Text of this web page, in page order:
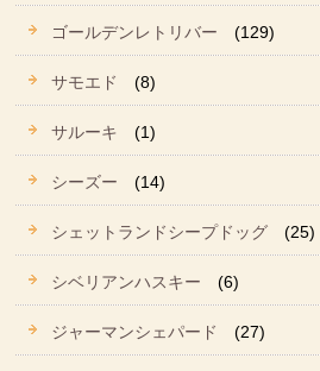
ゴールデンレトリバー (129)
サモエド (8)
サルーキ (1)
シーズー (14)
シェットランドシープドッグ (25)
シベリアンハスキー (6)
ジャーマンシェパード (27)